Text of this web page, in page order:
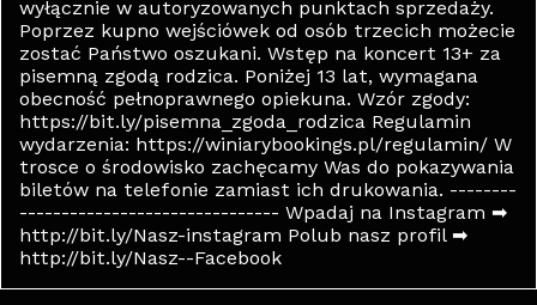
wyłącznie w autoryzowanych punktach sprzedaży.
Poprzez kupno wejściówek od osób trzecich możecie
zostać Państwo oszukani. Wstęp na koncert 13+ za
pisemną zgodą rodzica. Poniżej 13 lat, wymagana
obecność pełnoprawnego opiekuna. Wzór zgody:
https://bit.ly/pisemna_zgoda_rodzica Regulamin
wydarzenia: https://winiarybookings.pl/regulamin/ W
trosce o środowisko zachęcamy Was do pokazywania
biletów na telefonie zamiast ich drukowania. --------
------------------------------- Wpadaj na Instagram ➡
http://bit.ly/Nasz-instagram Polub nasz profil ➡
http://bit.ly/Nasz--Facebook